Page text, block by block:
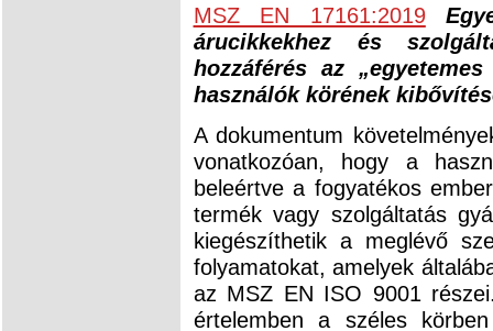
MSZ EN 17161:2019
árucikkekhez és
hozzáférés az
használók körének
A dokumentum
vonatkozóan, hogy a
beleértve a fogyatékos
termék vagy szolgáltatás
kiegészíthetik a meglévő
folyamatokat, amelyek
az MSZ EN ISO 9001
értelemben a széles körben